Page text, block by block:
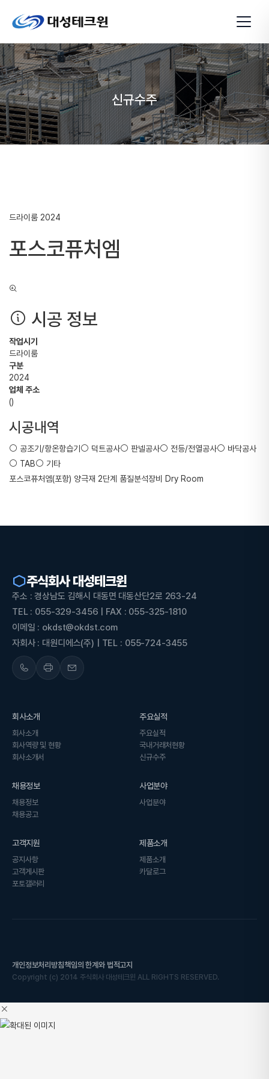
신규수주
드라이룸 2024
포스코퓨처엠
시공 정보
작업시기
드라이룸
구분
2024
업체 주소
()
시공내역
공조기/항온항습기 덕트공사 판넬공사 전등/전열공사
바닥공사
TAB
기타
포스코퓨처엠(포항) 양극재 2단계 품질분석장비 Dry Room
주식회사 대성테크윈
주소 : 경상남도 김해시 대동면 대동산단2로 263-24
TEL : 055-329-3456 | FAX : 055-325-1810
이메일 : okdst@okdst.com
자회사 : 대원디에스(주) | TEL : 055-724-3455
회사소개
회사소개
회사역량 및 현황
회사소개서
주요실적
주요실적
국내거래처현황
신규수주
채용정보
채용정보
채용공고
사업분야
사업분야
고객지원
공지사항
고객게시판
포토갤러리
제품소개
제품소개
카달로그
개인정보처리방침책임의 한계와 법적고지
Copyright (c) 2014 주식회사 대성테크윈 ALL RIGHTS RESERVED.